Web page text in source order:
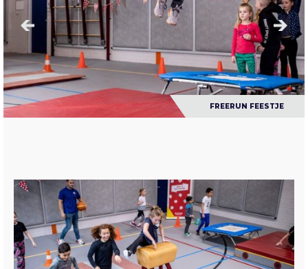
FREERUN FEESTJE